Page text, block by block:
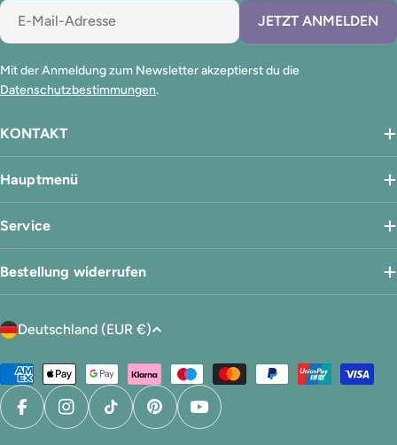
KONTAKT
Hauptmenü
Service
E-
Mail
JETZT ANMELDEN
Mit der Anmeldung zum Newsletter akzeptierst du die
Datenschutzbestimmungen.
Bestellung widerrufen
L
n
d
/
Deutschland (EUR €)
Zahlungsmethoden
FacebookInstagramTikTok PinterestYouTube